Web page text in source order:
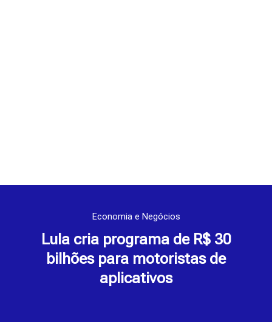
Economia e Negócios
Lula cria programa de R$ 30
bilhões para motoristas de
aplicativos